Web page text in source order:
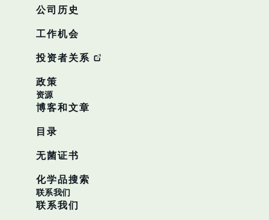
公司历史
工作机会
投资者关系
政策
资源
博客和文章
目录
无菌证书
化学品搜索
联系我们
联系我们